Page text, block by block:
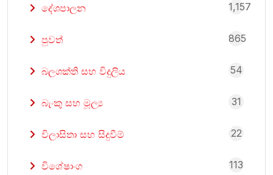
දේශපාලන 1,157
පුවත් 865
බලශක්ති සහ විදුලිය 54
බැංකු සහ මූල්‍ය 31
විලාසිතා සහ සිදුවීම් 22
විශේෂාංග 113